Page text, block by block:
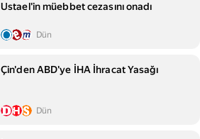
Ustael'in müebbet cezasını onadı
Dün
Çin'den ABD'ye İHA İhracat Yasağı
Dün